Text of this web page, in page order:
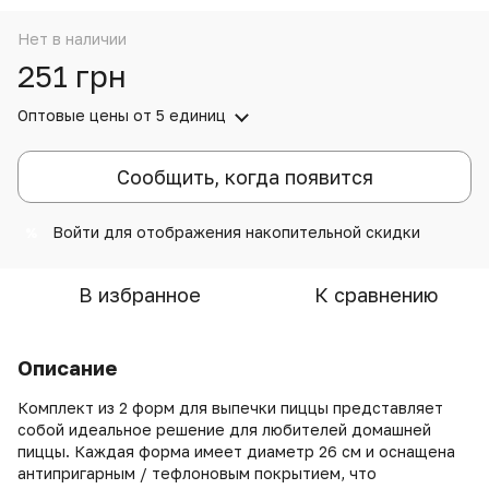
Нет в наличии
251 грн
Оптовые цены от 5 единиц
Сообщить, когда появится
Войти для отображения накопительной скидки
В избранное К сравнению
Описание
Комплект из 2 форм для выпечки пиццы представляет
собой идеальное решение для любителей домашней
пиццы. Каждая форма имеет диаметр 26 см и оснащена
антипригарным / тефлоновым покрытием, что